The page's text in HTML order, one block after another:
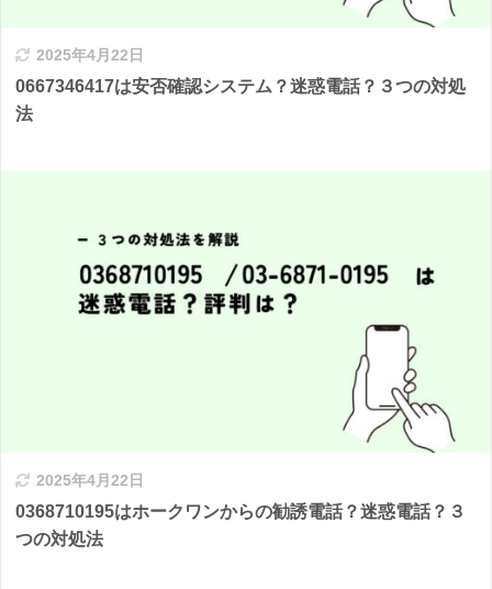
2025年4月22日
0667346417は安否確認システム？迷惑電話？３つの対処
法
2025年4月22日
0368710195はホークワンからの勧誘電話？迷惑電話？３
つの対処法